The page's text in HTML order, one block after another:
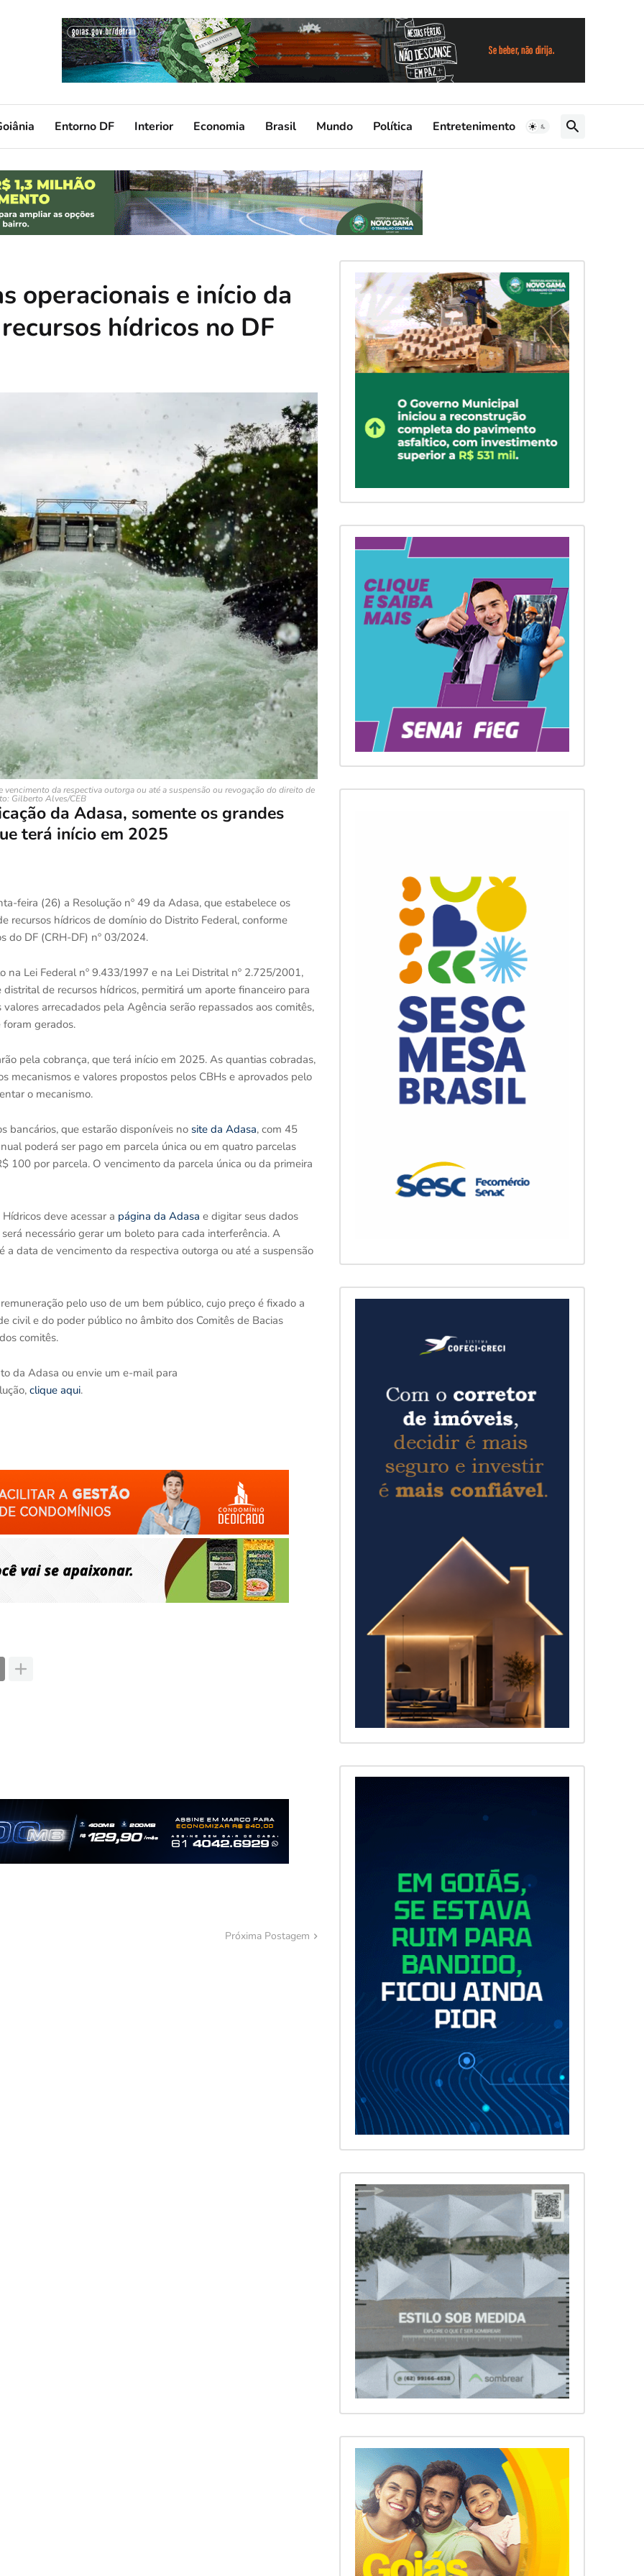
Entorno DF Interior Economia Brasil Mundo Política Entretenimento
operacionais e início da
hídricos no DF
da respectiva outorga ou até a suspensão ou revogação do direito de
Gilberto Alves/CEB
da Adasa, somente os grandes
terá início em 2025
feira (26) a Resolução nº 49 da Adasa, que estabelece os
recursos hídricos de domínio do Distrito Federal, conforme
do DF (CRH-DF) nº 03/2024.
Lei Federal nº 9.433/1997 e na Lei Distrital nº 2.725/2001,
de recursos hídricos, permitirá um aporte financeiro para
arrecadados pela Agência serão repassados aos comitês,
foram gerados.
pela cobrança, que terá início em 2025. As quantias cobradas,
mecanismos e valores propostos pelos CBHs e aprovados pelo
o mecanismo.
bancários, que estarão disponíveis no site da Adasa, com 45
poderá ser pago em parcela única ou em quatro parcelas
100 por parcela. O vencimento da parcela única ou da primeira
deve acessar a página da Adasa e digitar seus dados
necessário gerar um boleto para cada interferência. A
a data de vencimento da respectiva outorga ou até a suspensão
pelo uso de um bem público, cujo preço é fixado a
civil e do poder público no âmbito dos Comitês de Bacias
comitês.
da Adasa ou envie um e-mail para
clique aqui.
Próxima Postagem